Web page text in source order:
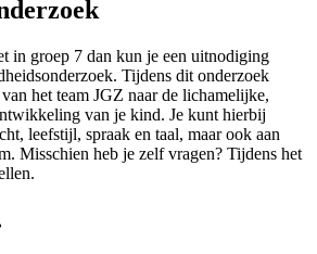
in groep 7 dan kun je een uitnodiging
Tijdens dit onderzoek
het team JGZ naar de lichamelijke,
van je kind. Je kunt hierbij
leefstijl, spraak en taal, maar ook aan
Misschien heb je zelf vragen? Tijdens het